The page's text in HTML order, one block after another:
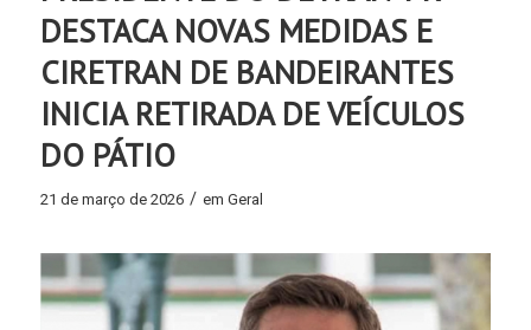
DESTACA NOVAS MEDIDAS E
CIRETRAN DE BANDEIRANTES
INICIA RETIRADA DE VEÍCULOS
DO PÁTIO
21 de março de 2026 / em Geral